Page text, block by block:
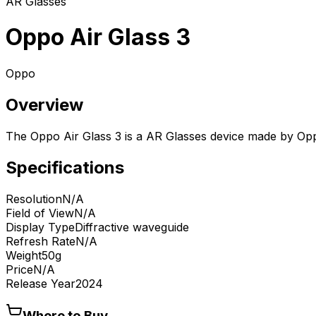
Oppo Air Glass 3
Oppo
Overview
The Oppo Air Glass 3 is a AR Glasses device made by
Specifications
ResolutionN/A
Field of ViewN/A
Display TypeDiffractive waveguide
Refresh RateN/A
Weight50g
PriceN/A
Release Year2024